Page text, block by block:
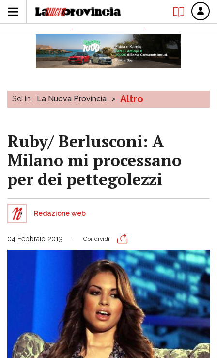
Sei in: La Nuova Provincia > Altro
Ruby/ Berlusconi: A
Milano mi processano
per dei pettegolezzi
Redazione web
04 Febbraio 2013 Condividi